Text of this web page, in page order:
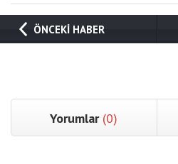
ÖNCEKİ HABER
Yorumlar (0)